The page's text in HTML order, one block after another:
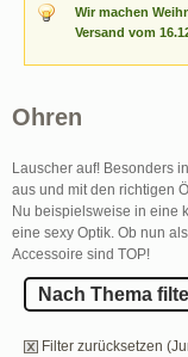
Wir machen
Versand vom
Ohren
Lauscher auf! Besonders
aus und mit den richtigen
Nu beispielsweise in eine
eine sexy Optik. Ob nun
Accessoire sind TOP!
Nach Thema
Filter zurücksetzen